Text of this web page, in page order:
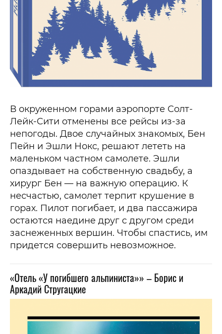
В окруженном горами аэропорте Солт-
Лейк-Сити отменены все рейсы из-за
непогоды. Двое случайных знакомых, Бен
Пейн и Эшли Нокс, решают лететь на
маленьком частном самолете. Эшли
опаздывает на собственную свадьбу, а
хирург Бен — на важную операцию. К
несчастью, самолет терпит крушение в
горах. Пилот погибает, и два пассажира
остаются наедине друг с другом среди
заснеженных вершин. Чтобы спастись, им
придется совершить невозможное.
«Отель «У погибшего альпиниста»» – Борис и
Аркадий Стругацкие